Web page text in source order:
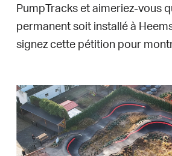
PumpTracks et aimeriez-vous
permanent soit installé à
signez cette pétition pour